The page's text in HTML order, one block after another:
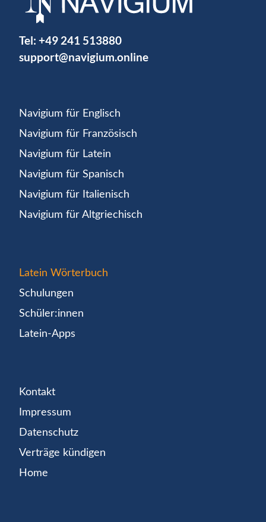
Tel: +49 241 513880
support@navigium.online
Navigium für Englisch
Navigium für Französisch
Navigium für Latein
Navigium für Spanisch
Navigium für Italienisch
Navigium für Altgriechisch
Latein Wörterbuch
Schulungen
Schüler:innen
Latein-Apps
Kontakt
Impressum
Datenschutz
Verträge kündigen
Home